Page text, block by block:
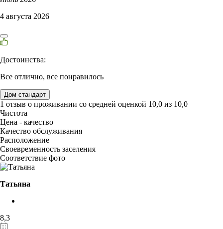
4 августа 2026
Достоинства:
Все отлично, все понравилось
Дом стандарт
1 отзыв о проживании со средней оценкой 10,0 из 10,0
Чистота
Цена - качество
Качество обслуживания
Расположение
Своевременность заселения
Соответствие фото
Татьяна
8,3